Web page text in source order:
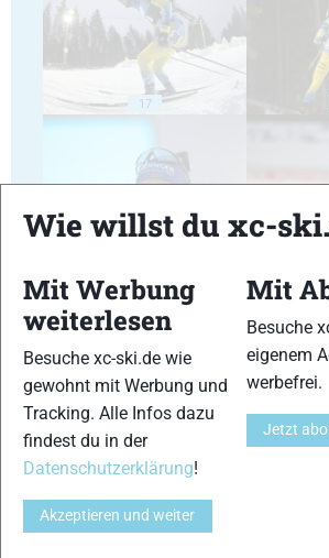
17
21
Wie willst du xc-
Mit Werbung
weiterlesen
Besuche xc-ski.de wie
gewohnt mit Werbung und
Tracking. Alle Infos dazu
findest du in der
Datenschutzerklärung!
Akzeptieren und weiter
Mit
Besuche
eigenem
werbefrei.
Jetzt